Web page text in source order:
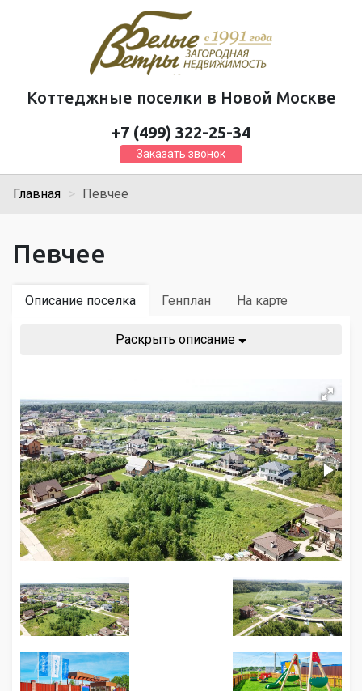
Коттеджные поселки в Новой Москве
+7 (499) 322-25-34
Заказать звонок
Главная Певчее
Певчее
Описание поселка Генплан На карте
Раскрыть описание